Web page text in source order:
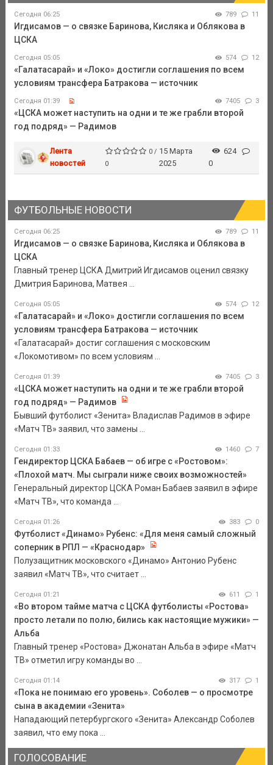
Сегодня 06:25 789 11
Игдисамов — о связке Баринова, Кисляка и Облякова в
ЦСКА
Сегодня 05:05 574 12
«Галатасарай» и «Локо» достигли соглашения по всем
условиям трансфера Батракова — источник
Сегодня 01:39 7405 3
«ЦСКА может наступить на одни и те же грабли второй
год подряд» — Радимов
Лента
новостей
0 /
0
15 Марта
2025
624
0
ФУТБОЛЬНЫЕ НОВОСТИ
Сегодня 06:25 789 11
Игдисамов — о связке Баринова, Кисляка и Облякова в
ЦСКА
Главный тренер ЦСКА Дмитрий Игдисамов оценил связку
Дмитрия Баринова, Матвея ...
Сегодня 05:05 574 12
«Галатасарай» и «Локо» достигли соглашения по всем
условиям трансфера Батракова — источник
«Галатасарай» достиг соглашения с московским
«Локомотивом» по всем условиям ...
Сегодня 01:39 7405 3
«ЦСКА может наступить на одни и те же грабли второй
год подряд» — Радимов
Бывший футболист «Зенита» Владислав Радимов в эфире
«Матч ТВ» заявил, что замены ...
Сегодня 01:33 1460 7
Гендиректор ЦСКА Бабаев — об игре с «Ростовом»:
«Плохой матч. Мы сыграли ниже своих возможностей»
Генеральный директор ЦСКА Роман Бабаев заявил в эфире
«Матч ТВ», что команда ...
Сегодня 01:26 383 0
Футболист «Динамо» Рубенс: «Для меня самый сложный
соперник в РПЛ — «Краснодар»
Полузащитник московского «Динамо» Антонио Рубенс
заявил «Матч ТВ», что считает ...
Сегодня 01:21 611 1
«Во втором тайме матча с ЦСКА футболисты «Ростова»
просто летали по полю, бились как настоящие мужики» —
Альба
Главный тренер «Ростова» Джонатан Альба в эфире «Матч
ТВ» отметил игру команды во ...
Сегодня 01:14 317 1
«Пока не понимаю его уровень». Соболев — о просмотре
сына в академии «Зенита»
Нападающий петербургского «Зенита» Александр Соболев
заявил, что ему пока ...
ГОЛОСОВАНИЕ